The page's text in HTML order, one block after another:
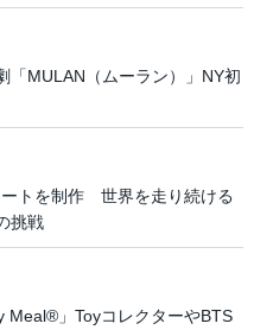
「MULAN（ムーラン）」NY初
ートを制作 世界を走り続ける
挑戦
Meal®」ToyコレクターやBTS